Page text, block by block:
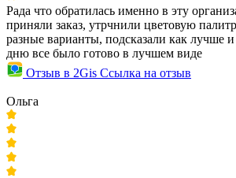
Рада что обратилась именно в эту
приняли заказ, утрчнили цветовую
разные варианты, подсказали как лучше
дню все было готово в лучшем виде
Отзыв в 2Gis Ссылка на отзыв
Ольга